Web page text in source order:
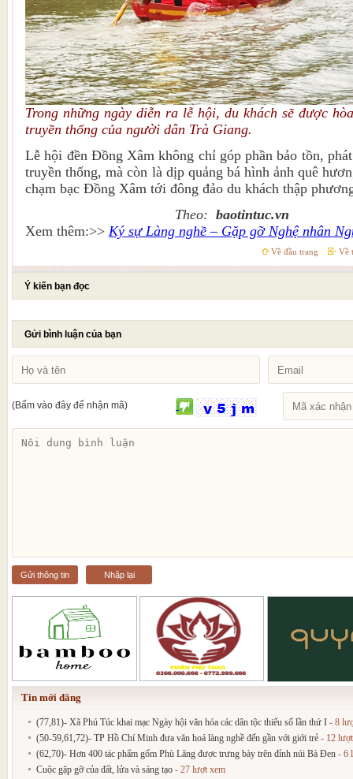
Trong những ngày diễn ra lễ hội, du khách sẽ được
truyền thống của người dân Trà Giang.
Lễ hội đền Đồng Xâm không chỉ góp phần bảo tồn,
truyền thống, mà còn là dịp quảng bá hình ảnh quê
chạm bạc Đồng Xâm tới đông đảo du khách thập
Theo: baotintuc.vn
Xem thêm:>> Ký sự Làng nghề – Gặp gỡ Nghệ nhân
Về đầu trang Về
Ý kiến bạn đọc
Gửi bình luận của bạn
(Bấm vào đây để nhận mã)
Gửi thông tin Nhập lại
Tin mới đăng
(77,81)- Xã Phú Túc khai mạc Ngày hội văn hóa các dân tộc thiểu số lần thứ I - 8
(50-59,61,72)- TP Hồ Chí Minh đưa văn hoá làng nghề đến gần với giới trẻ - 12
(62,70)- Hơn 400 tác phẩm gốm Phù Lãng được trưng bày trên đỉnh núi Bà Đen - 6
Cuộc gặp gỡ của đất, lửa và sáng tạo - 27 lượt xem